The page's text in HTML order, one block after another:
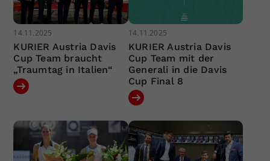
14.11.2025
KURIER Austria Davis
Cup Team braucht
„Traumtag in Italien“
14.11.2025
KURIER Austria Davis
Cup Team mit der
Generali in die Davis
Cup Final 8